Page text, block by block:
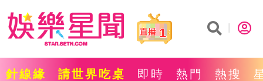
1
針線緣 請世界吃桌 即時 熱門 熱搜